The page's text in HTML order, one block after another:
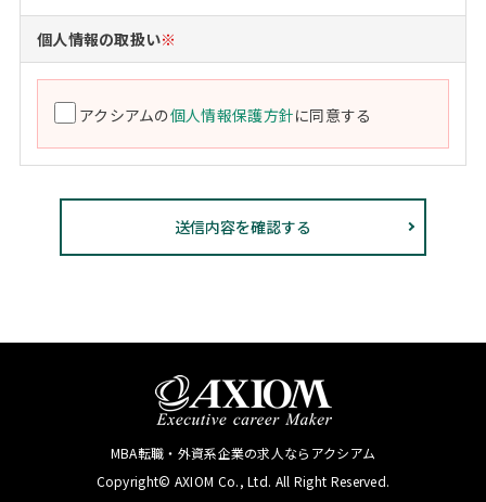
個人情報の取扱い※
アクシアムの個人情報保護方針に同意する
MBA転職・外資系企業の求人ならアクシアム
Copyright© AXIOM Co., Ltd. All Right Reserved.